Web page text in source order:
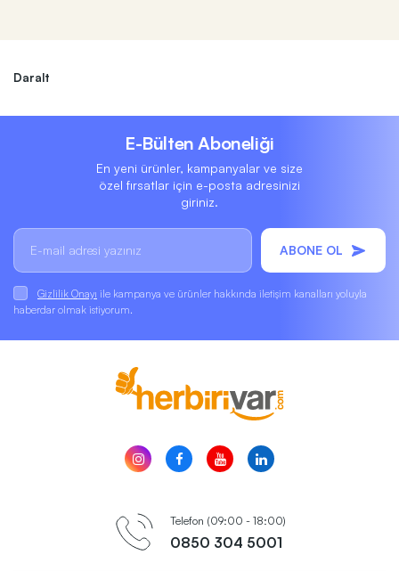
Daralt
E-Bülten Aboneliği
En yeni ürünler, kampanyalar ve size
özel fırsatlar için e-posta adresinizi
giriniz.
ABONE OL
Gizlilik Onayı ile kampanya ve ürünler hakkında iletişim kanalları yoluyla
haberdar olmak istiyorum.
Telefon (09:00 - 18:00)
0850 304 5001